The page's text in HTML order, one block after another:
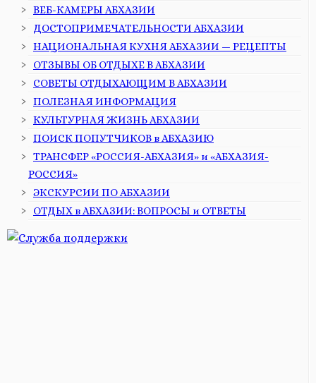
ВЕБ-КАМЕРЫ АБХАЗИИ
ДОСТОПРИМЕЧАТЕЛЬНОСТИ АБХАЗИИ
НАЦИОНАЛЬНАЯ КУХНЯ АБХАЗИИ — РЕЦЕПТЫ
ОТЗЫВЫ ОБ ОТДЫХЕ В АБХАЗИИ
СОВЕТЫ ОТДЫХАЮЩИМ В АБХАЗИИ
ПОЛЕЗНАЯ ИНФОРМАЦИЯ
КУЛЬТУРНАЯ ЖИЗНЬ АБХАЗИИ
ПОИСК ПОПУТЧИКОВ в АБХАЗИЮ
ТРАНСФЕР «РОССИЯ-АБХАЗИЯ» и «АБХАЗИЯ-
РОССИЯ»
ЭКСКУРСИИ ПО АБХАЗИИ
ОТДЫХ в АБХАЗИИ: ВОПРОСЫ и ОТВЕТЫ